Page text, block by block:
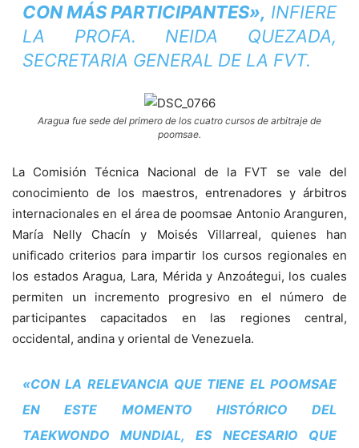
CON MÁS PARTICIPANTES», INFIERE
LA PROFA. NEIDA QUEZADA,
SECRETARIA GENERAL DE LA FVT.
Aragua fue sede del primero de los cuatro cursos de arbitraje de
poomsae.
La Comisión Técnica Nacional de la FVT se vale del
conocimiento de los maestros, entrenadores y árbitros
internacionales en el área de poomsae Antonio Aranguren,
María Nelly Chacín y Moisés Villarreal, quienes han
unificado criterios para impartir los cursos regionales en
los estados Aragua, Lara, Mérida y Anzoátegui, los cuales
permiten un incremento progresivo en el número de
participantes capacitados en las regiones central,
occidental, andina y oriental de Venezuela.
«CON LA RELEVANCIA QUE TIENE EL POOMSAE
EN ESTE MOMENTO HISTÓRICO DEL
TAEKWONDO MUNDIAL, ES NECESARIO QUE